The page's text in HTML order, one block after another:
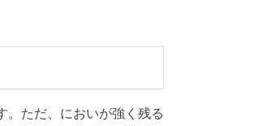
。ただ、においが強く残る